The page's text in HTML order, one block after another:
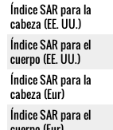
Índice SAR para la
cabeza (EE. UU.)
Índice SAR para el
cuerpo (EE. UU.)
Índice SAR para la
cabeza (Eur)
Índice SAR para el